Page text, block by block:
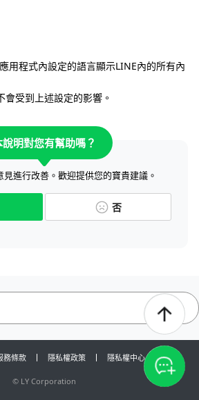
用程式內設定的語言顯示LINE內的所有內
受到上述設定的影響。
說明對您有幫助嗎？
進行改善。歡迎提供您的寶貴建議。
否
務條款 隱私權政策 隱私權中心
© LY Corporation